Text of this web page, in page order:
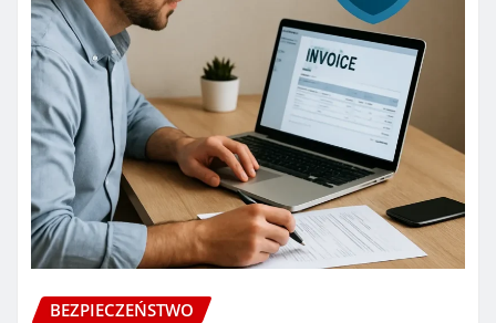
BEZPIECZEŃSTWO